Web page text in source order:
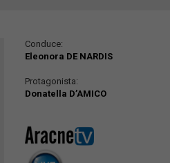
Conduce:
Eleonora DE NARDIS
Protagonista:
Donatella D’AMICO